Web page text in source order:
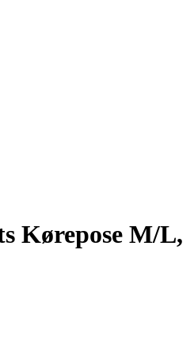
Kørepose M/L,